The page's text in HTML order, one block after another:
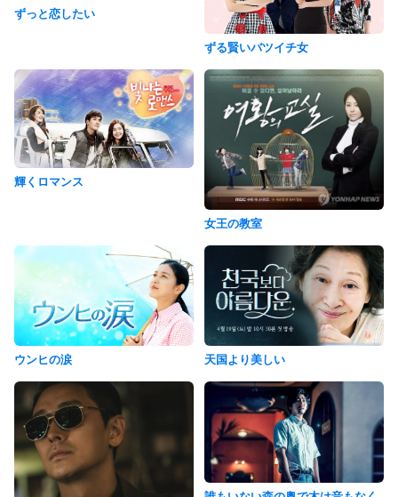
ずっと恋したい
ずる賢いバツイチ女
輝くロマンス
女王の教室
ウンヒの涙 天国より美しい